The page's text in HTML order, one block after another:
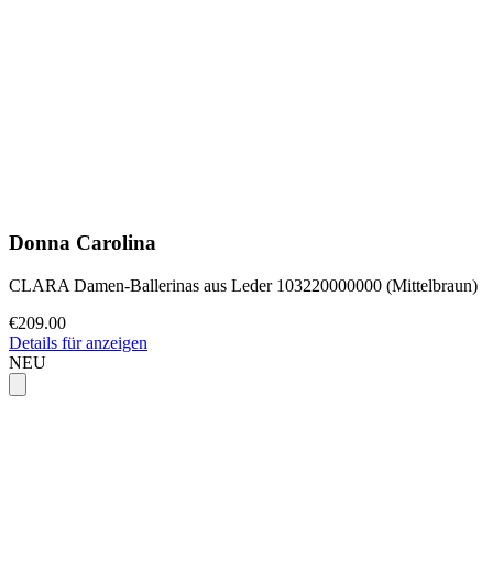
Donna Carolina
CLARA Damen-Ballerinas aus Leder 103220000000 (Mittelbraun)
€209.00
Details für anzeigen
NEU